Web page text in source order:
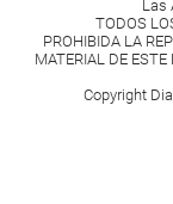
Las
TODOS
PROHIBIDA LA
MATERIAL DE
Copyright